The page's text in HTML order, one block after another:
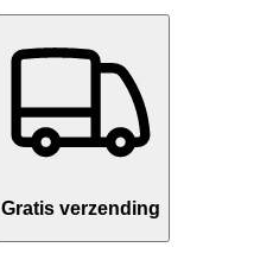
Gratis verzending